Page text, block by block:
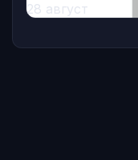
28 август